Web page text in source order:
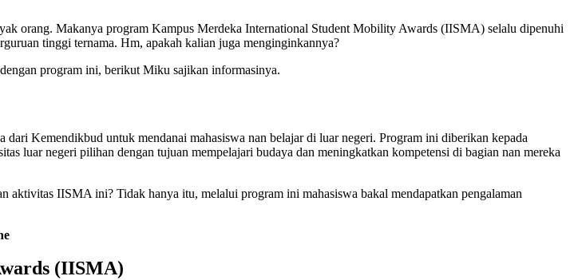
orang. Makanya program Kampus Merdeka International Student Mobility Awards (IISMA) selalu dipenuhi
tinggi ternama. Hm, apakah kalian juga menginginkannya?
program ini, berikut Miku sajikan informasinya.
Kemendikbud untuk mendanai mahasiswa nan belajar di luar negeri. Program ini diberikan kepada
luar negeri pilihan dengan tujuan mempelajari budaya dan meningkatkan kompetensi di bagian nan mereka
IISMA ini? Tidak hanya itu, melalui program ini mahasiswa bakal mendapatkan pengalaman
(IISMA)